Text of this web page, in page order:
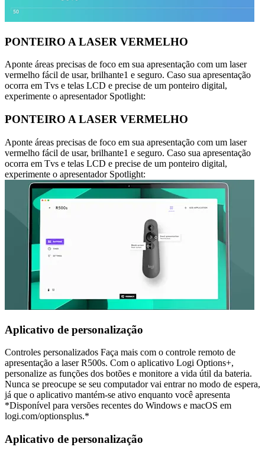
PONTEIRO A LASER VERMELHO
Aponte áreas precisas de foco em sua apresentação com um laser
vermelho fácil de usar, brilhante1 e seguro. Caso sua apresentação
ocorra em Tvs e telas LCD e precise de um ponteiro digital,
experimente o apresentador Spotlight:
PONTEIRO A LASER VERMELHO
Aponte áreas precisas de foco em sua apresentação com um laser
vermelho fácil de usar, brilhante1 e seguro. Caso sua apresentação
ocorra em Tvs e telas LCD e precise de um ponteiro digital,
experimente o apresentador Spotlight:
Aplicativo de personalização
Controles personalizados Faça mais com o controle remoto de
apresentação a laser R500s. Com o aplicativo Logi Options+,
personalize as funções dos botões e monitore a vida útil da bateria.
Nunca se preocupe se seu computador vai entrar no modo de espera,
já que o aplicativo mantém-se ativo enquanto você apresenta
*Disponível para versões recentes do Windows e macOS em
logi.com/optionsplus.*
Aplicativo de personalização